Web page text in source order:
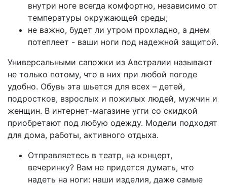
внутри ноге всегда комфортно, независимо от
температуры окружающей среды;
не важно, будет ли утром прохладно, а днем
потеплеет - ваши ноги под надежной защитой.
Универсальными сапожки из Австралии называют
не только потому, что в них при любой погоде
удобно. Обувь эта шьется для всех – детей,
подростков, взрослых и пожилых людей, мужчин и
женщин. В интернет-магазине угги со скидкой
приобретают под любую одежду. Модели подходят
для дома, работы, активного отдыха.
Отправляетесь в театр, на концерт,
вечеринку? Вам не придется думать, что
надеть на ноги: наши изделия, даже самые